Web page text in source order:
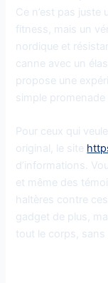
Ce n’est pas juste
fitness, mais un
nordique et
canne avec un
propose une
simple
Pour ceux qui
original, le site
d’informations.
et même des
haltères contre
gadget de plus,
tout le corps, sans